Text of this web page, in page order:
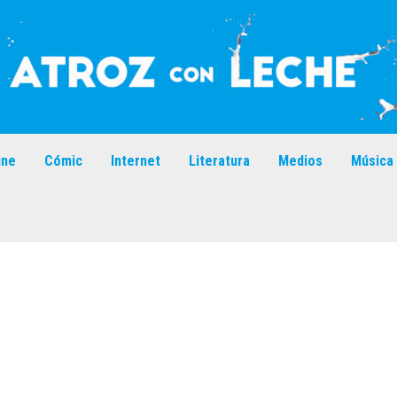
Cómic Internet Literatura Medios Música